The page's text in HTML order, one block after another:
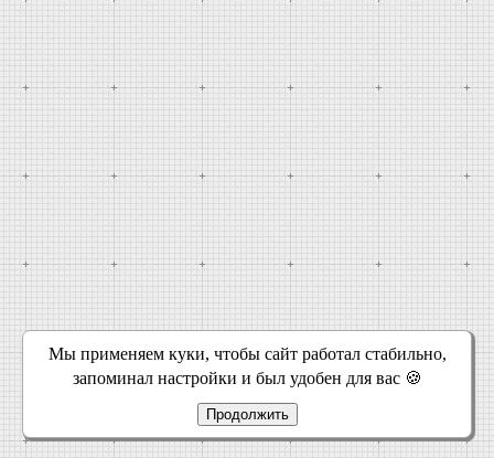
Мы применяем куки, чтобы сайт работал стабильно,
запоминал настройки и был удобен для вас 🍪
Продолжить